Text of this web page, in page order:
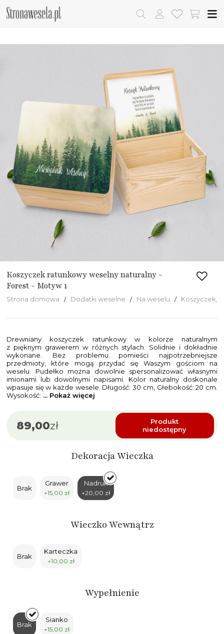
Koszyczek ratunkowy weselny naturalny -
Forest - Motyw 1
Strona domowa Dodatki weselne Na weselu Koszyczek,
Drewniany koszyczek ratunkowy w kolorze naturalnym
z pięknym grawerem w różnych stylach. Solidnie i dokładnie
wykonane. Bez problemu pomieści najpotrzebniejsze
przedmioty, które mogą przydać się Waszym gościom na
weselu. Pudełko można dowolnie spersonalizować własnymi
imionami lub dowolnymi napisami. Kolor naturalny doskonale
wpasuje się w każde wesele. Długość: 30 cm, Głebokość: 20 cm.
Wysokość: ... Pokaż więcej
89,00zł
Produkt
niedostępny
Dekoracja Wieczka
Brak
Grawer
+15,00 zł
Nadruk
+20,00 zł
Wieczko Wewnątrz
Brak
Karteczka
+10,00 zł
Wypełnienie
Brak
Sianko
+15,00 zł